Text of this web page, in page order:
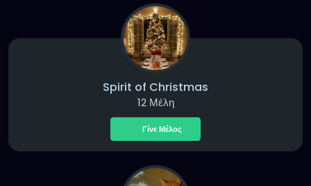
Spirit of Christmas
12 Μέλη
Γίνε Μέλος